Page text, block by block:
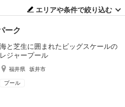
エリアや条件で絞り込む
ーク
海と芝生に囲まれたビッグスケールの
レジャープール
福井県 坂井市
プール